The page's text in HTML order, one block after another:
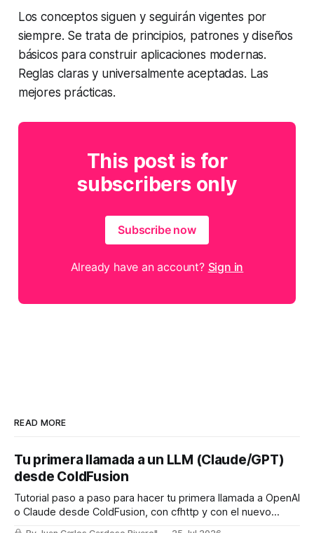
Los conceptos siguen y seguirán vigentes por
siempre. Se trata de principios, patrones y diseños
básicos para construir aplicaciones modernas.
Reglas claras y universalmente aceptadas. Las
mejores prácticas.
This post is for
subscribers only
Subscribe now
Already have an account? Sign in
READ MORE
Tu primera llamada a un LLM (Claude/GPT)
desde ColdFusion
Tutorial paso a paso para hacer tu primera llamada a OpenAI
o Claude desde ColdFusion, con cfhttp y con el nuevo